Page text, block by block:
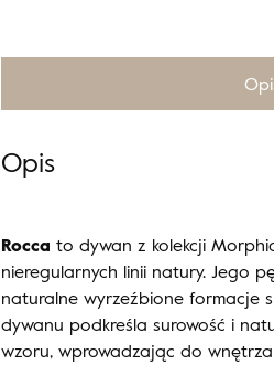
Opis
Rocca to dywan z kolekcji
nieregularnych linii natury. Jego
naturalne wyrzeźbione formacje
dywanu podkreśla surowość i
wzoru, wprowadzając do